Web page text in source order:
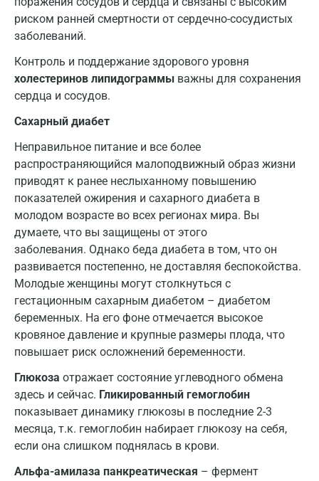
риском ранней смертности от сердечно-сосудистых
заболеваний.
Контроль и поддержание здорового уровня
холестеринов липидограммы важны для сохранения
сердца и сосудов.
Сахарный диабет
Неправильное питание и все более
распространяющийся малоподвижный образ жизни
приводят к ранее неслыханному повышению
показателей ожирения и сахарного диабета в
молодом возрасте во всех регионах мира. Вы
думаете, что вы защищены от этого
заболевания. Однако беда диабета в том, что он
развивается постепенно, не доставляя беспокойства.
Молодые женщины могут столкнуться с
гестационным сахарным диабетом – диабетом
беременных. На его фоне отмечается высокое
кровяное давление и крупные размеры плода, что
повышает риск осложнений беременности.
Глюкоза отражает состояние углеводного обмена
здесь и сейчас. Гликированный гемоглобин
показывает динамику глюкозы в последние 2-3
месяца, т.к. гемоглобин набирает глюкозу на себя,
если она слишком поднялась в крови.
Альфа-амилаза панкреатическая – фермент
Зеленоград
Ивантеевка
Ижевск
Истра
Йошкар-Ола
Калининград
Калуга
Кемерово
Ковров
Коломна
Королев
Кострома
Котельники
Красногорск
Краснодар